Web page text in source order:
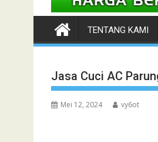
TENTANG KAMI
Jasa Cuci AC
Mei 12, 2024 vy6ot